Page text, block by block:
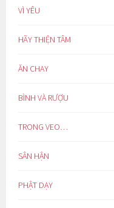
VÌ YÊU
HÃY THIỆN TÂM
ĂN CHAY
BÌNH VÀ RƯỢU
TRONG VEO…
SÂN HẬN
PHẬT DẠY